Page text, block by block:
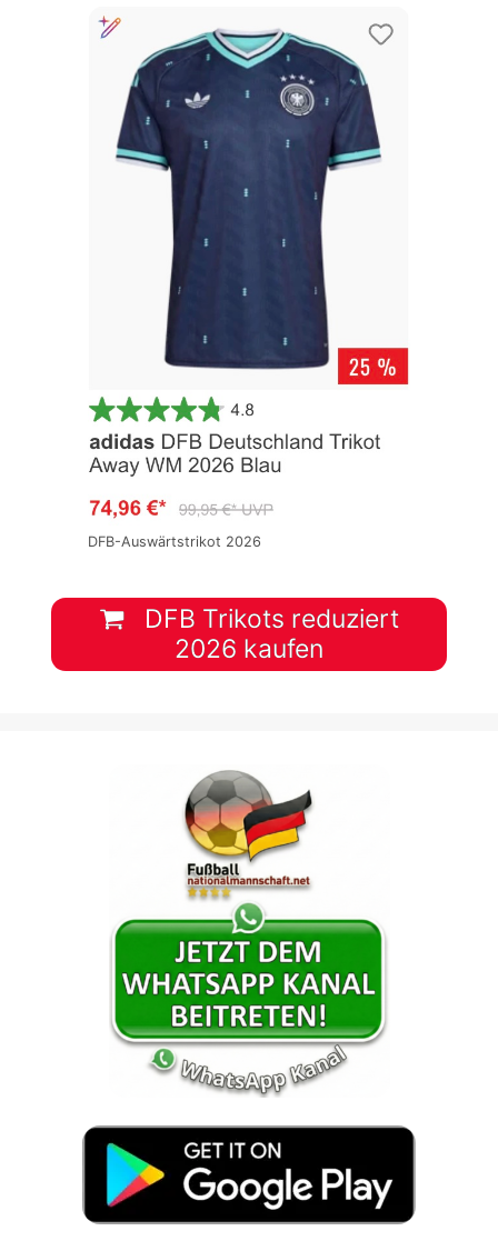
DFB-Auswärtstrikot 2026
DFB Trikots reduziert
2026 kaufen